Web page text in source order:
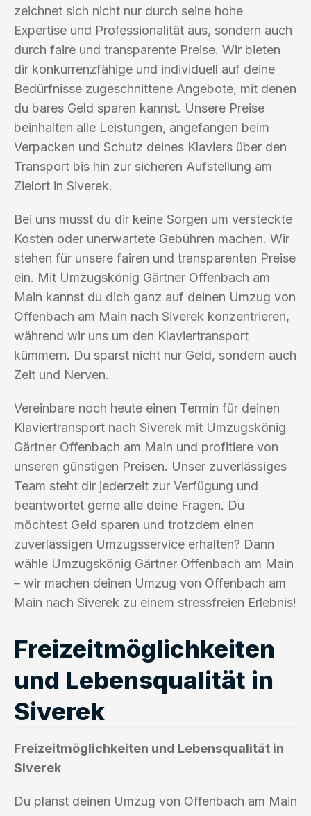
zeichnet sich nicht nur durch seine hohe
Expertise und Professionalität aus, sondern auch
durch faire und transparente Preise. Wir bieten
dir konkurrenzfähige und individuell auf deine
Bedürfnisse zugeschnittene Angebote, mit denen
du bares Geld sparen kannst. Unsere Preise
beinhalten alle Leistungen, angefangen beim
Verpacken und Schutz deines Klaviers über den
Transport bis hin zur sicheren Aufstellung am
Zielort in Siverek.
Bei uns musst du dir keine Sorgen um versteckte
Kosten oder unerwartete Gebühren machen. Wir
stehen für unsere fairen und transparenten Preise
ein. Mit Umzugskönig Gärtner Offenbach am
Main kannst du dich ganz auf deinen Umzug von
Offenbach am Main nach Siverek konzentrieren,
während wir uns um den Klaviertransport
kümmern. Du sparst nicht nur Geld, sondern auch
Zeit und Nerven.
Vereinbare noch heute einen Termin für deinen
Klaviertransport nach Siverek mit Umzugskönig
Gärtner Offenbach am Main und profitiere von
unseren günstigen Preisen. Unser zuverlässiges
Team steht dir jederzeit zur Verfügung und
beantwortet gerne alle deine Fragen. Du
möchtest Geld sparen und trotzdem einen
zuverlässigen Umzugsservice erhalten? Dann
wähle Umzugskönig Gärtner Offenbach am Main
– wir machen deinen Umzug von Offenbach am
Main nach Siverek zu einem stressfreien Erlebnis!
Freizeitmöglichkeiten
und Lebensqualität in
Siverek
Freizeitmöglichkeiten und Lebensqualität in
Siverek
Du planst deinen Umzug von Offenbach am Main